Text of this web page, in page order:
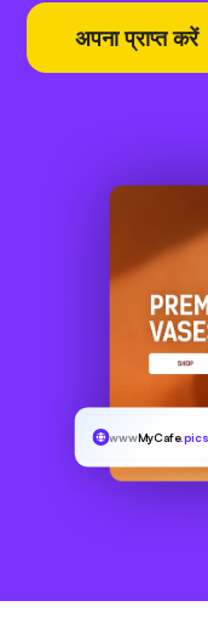
अपना प्राप्त करें
wwwMyCafe.pics